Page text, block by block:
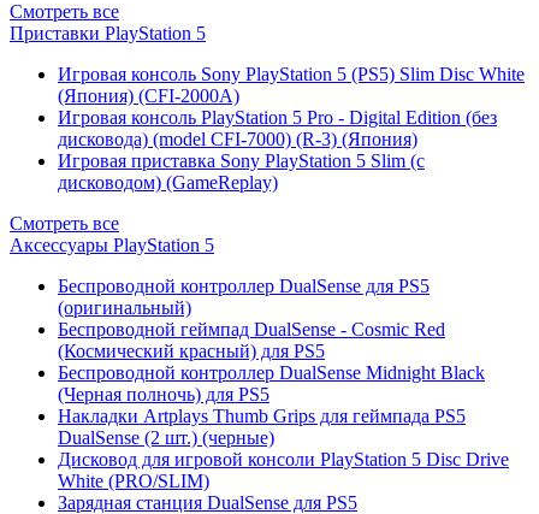
Смотреть все
Приставки PlayStation 5
Игровая консоль Sony PlayStation 5 (PS5) Slim Disc White
(Япония) (CFI-2000A)
Игровая консоль PlayStation 5 Pro - Digital Edition (без
дисковода) (model CFI-7000) (R-3) (Япония)
Игровая приставка Sony PlayStation 5 Slim (с
дисководом) (GameReplay)
Смотреть все
Аксессуары PlayStation 5
Беспроводной контроллер DualSense для PS5
(оригинальный)
Беспроводной геймпад DualSense - Cosmic Red
(Космический красный) для PS5
Беспроводной контроллер DualSense Midnight Black
(Черная полночь) для PS5
Накладки Artplays Thumb Grips для геймпада PS5
DualSense (2 шт.) (черные)
Дисковод для игровой консоли PlayStation 5 Disc Drive
White (PRO/SLIM)
Зарядная станция DualSense для PS5